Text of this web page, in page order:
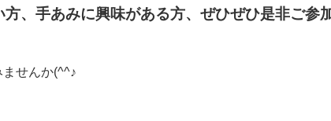
、手あみに興味がある方、ぜひぜひ是非ご参
せんか(^^♪